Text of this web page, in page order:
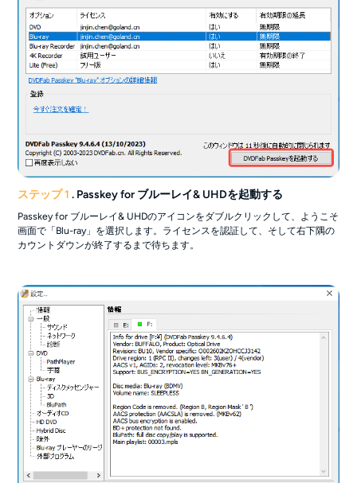
ステップ 1 . Passkey for ブルーレイ& UHDを起動する
Passkey for ブルーレイ& UHDのアイコンをダブルクリックして、ようこそ
画面で「Blu-ray」を選択します。ライセンスを認証して、そして右下隅の
カウントダウンが終了するまで待ちます。